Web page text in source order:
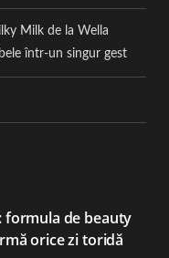
Milk de la Wella
într-un singur gest
formula de beauty
orice zi toridă